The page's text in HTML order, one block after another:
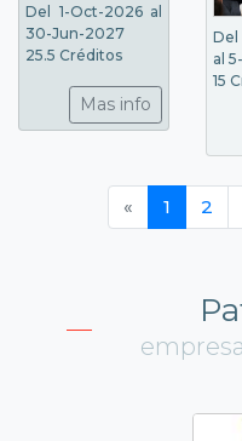
Del 1-Oct-2026 al
30-Jun-2027
25.5 Créditos
Mas info
al
15
« 1 2